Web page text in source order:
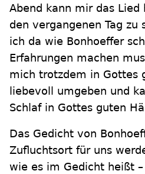
Abend kann mir das Lied
den vergangenen Tag zu
ich da wie Bonhoeffer
Erfahrungen machen
mich trotzdem in Gottes
liebevoll umgeben und
Schlaf in Gottes guten
Das Gedicht von
Zufluchtsort für uns
wie es im Gedicht heißt